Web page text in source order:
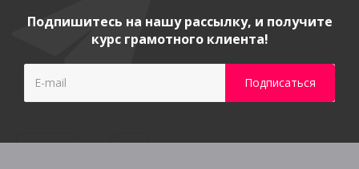
Подпишитесь на нашу рассылку, и получите
курс грамотного клиента!